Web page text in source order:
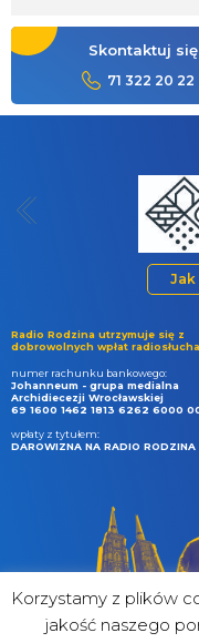
Skontaktuj
71 322 20 22
Jak
Radio Rodzina utrzymuje się z
dobrowolnych wpłat
numer rachunku bankowego:
Johanneum - grupa medialna
Archidiecezji Wrocławskiej
69 1600 1462 1813 6262 6000
wpłaty z tytułem:
DAROWIZNA NA RADIO RODZINA
Korzystamy z plików
jakość naszego